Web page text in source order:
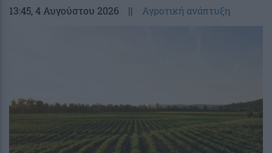
13:45, 4 Αυγούστου 2026 || Αγροτική ανάπτυξη